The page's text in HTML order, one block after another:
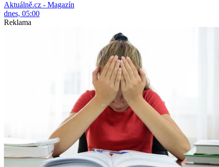
Aktuálně.cz - Magazín
dnes, 05:00
Reklama